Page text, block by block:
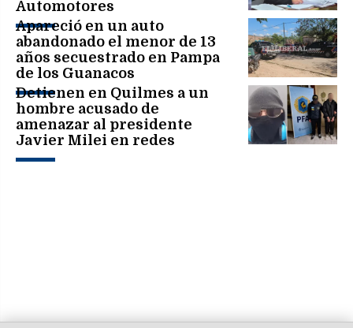
Automotores
Apareció en un auto
abandonado el menor de 13
años secuestrado en Pampa
de los Guanacos
Detienen en Quilmes a un
hombre acusado de
amenazar al presidente
Javier Milei en redes
sociales